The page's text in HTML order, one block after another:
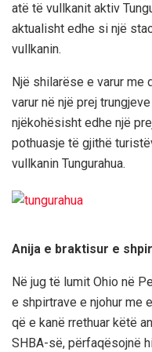
atë të vullkanit aktiv
aktualisht edhe si një
vullkanin.
Një shilarëse e varur me
varur në një prej
njëkohësisht edhe një
pothuasje të gjithë
vullkanin Tungurahua.
Anija e braktisur e
Në jug të lumit Ohio në
e shpirtrave e njohur me
që e kanë rrethuar këtë
SHBA-së, përfaqësojnë